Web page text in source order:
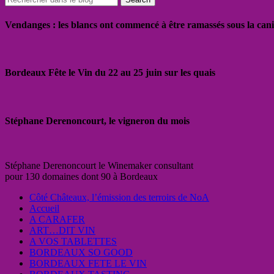
Vendanges : les blancs ont commencé à être ramassés sous la
Bordeaux Fête le Vin du 22 au 25 juin sur les quais
Stéphane Derenoncourt, le vigneron du mois
Stéphane Derenoncourt le Winemaker consultant
pour 130 domaines dont 90 à Bordeaux
Côté Châteaux, l’émission des terroirs de NoA
Accueil
A CARAFER
ART…DIT VIN
A VOS TABLETTES
BORDEAUX SO GOOD
BORDEAUX FETE LE VIN